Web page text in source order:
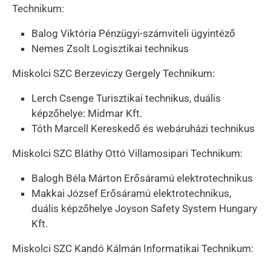
Technikum:
Balog Viktória Pénzügyi-számviteli ügyintéző
Nemes Zsolt Logisztikai technikus
Miskolci SZC Berzeviczy Gergely Technikum:
Lerch Csenge Turisztikai technikus, duális
képzőhelye: Midmar Kft.
Tóth Marcell Kereskedő és webáruházi technikus
Miskolci SZC Bláthy Ottó Villamosipari Technikum:
Balogh Béla Márton Erősáramú elektrotechnikus
Makkai József Erősáramú elektrotechnikus,
duális képzőhelye Joyson Safety System Hungary
Kft.
Miskolci SZC Kandó Kálmán Informatikai Technikum: